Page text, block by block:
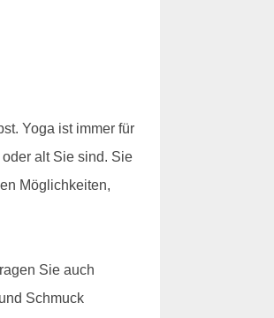
Yoga ist immer für
alt Sie sind. Sie
Möglichkeiten,
Sie auch
Schmuck